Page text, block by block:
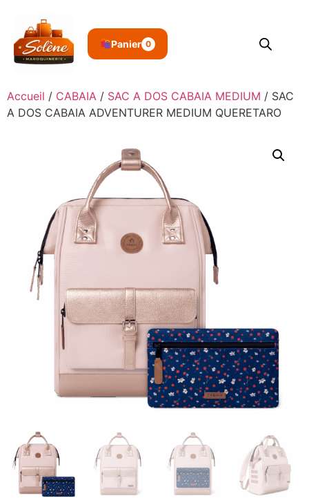
Panier 0
Accueil / CABAIA / SAC A DOS CABAIA MEDIUM / SAC
A DOS CABAIA ADVENTURER MEDIUM QUERETARO